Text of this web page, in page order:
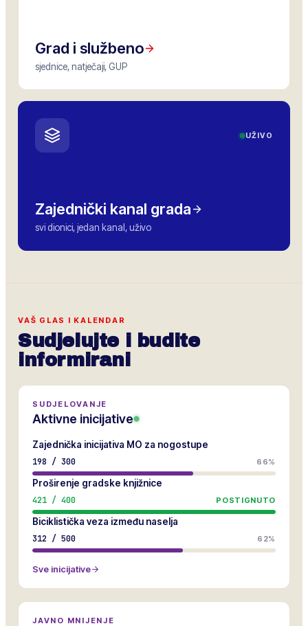
Grad i službeno
sjednice, natječaji, GUP
UŽIVO
Zajednički kanal grada
svi dionici, jedan kanal, uživo
VAŠ GLAS I KALENDAR
Sudjelujte i budite
informirani
SUDJELOVANJE
Aktivne inicijative
Zajednička inicijativa MO za nogostupe
198 / 300 66%
Proširenje gradske knjižnice
421 / 400 POSTIGNUTO
Biciklistička veza između naselja
312 / 500 62%
Sve inicijative
JAVNO MNIJENJE